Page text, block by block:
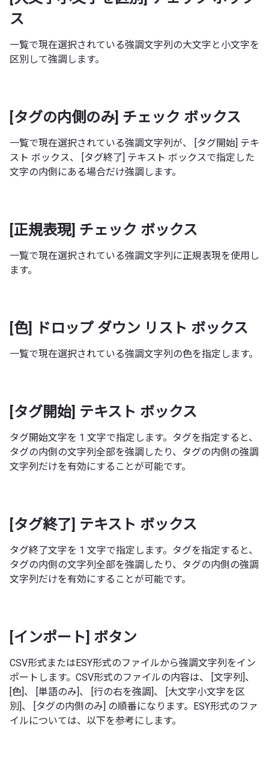
ス
一覧で現在選択されている強調文字列の大文字と小文字を
区別して強調します。
[タグの内側のみ] チェック ボックス
一覧で現在選択されている強調文字列が、 [タグ開始] テキ
スト ボックス、 [タグ終了] テキスト ボックスで指定した
文字の内側にある場合だけ強調します。
[正規表現] チェック ボックス
一覧で現在選択されている強調文字列に正規表現を使用し
ます。
[色] ドロップ ダウン リスト ボックス
一覧で現在選択されている強調文字列の色を指定します。
[タグ開始] テキスト ボックス
タグ開始文字を 1 文字で指定します。タグを指定すると、
タグの内側の文字列全部を強調したり、タグの内側の強調
文字列だけを有効にすることが可能です。
[タグ終了] テキスト ボックス
タグ終了文字を 1 文字で指定します。タグを指定すると、
タグの内側の文字列全部を強調したり、タグの内側の強調
文字列だけを有効にすることが可能です。
[インポート] ボタン
CSV形式またはESY形式のファイルから強調文字列をイン
ポートします。CSV形式のファイルの内容は、 [文字列]、
[色]、 [単語のみ]、 [行の右を強調]、 [大文字小文字を区
別]、 [タグの内側のみ] の順番になります。ESY形式のファ
イルについては、以下を参考にします。